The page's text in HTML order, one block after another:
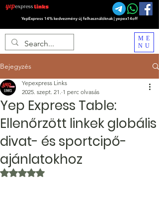
YepExpress 14% kedvezmény új felhasználóknak | yepex14off
ME
NU
Bejegyzés
Yep Express Table:
Ellenőrzött linkek globális
divat- és sportcipő-
ajánlatokhoz
Yepexpress Links
2025. szept. 21. 1 perc olvasás
NaN csillagot kapott az 5-ből.